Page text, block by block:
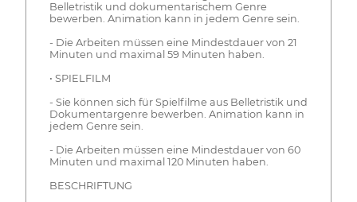
Belletristik und dokumentarischem Genre
bewerben. Animation kann in jedem Genre sein.
- Die Arbeiten müssen eine Mindestdauer von 21
Minuten und maximal 59 Minuten haben.
• SPIELFILM
- Sie können sich für Spielfilme aus Belletristik und
Dokumentargenre bewerben. Animation kann in
jedem Genre sein.
- Die Arbeiten müssen eine Mindestdauer von 60
Minuten und maximal 120 Minuten haben.
BESCHRIFTUNG